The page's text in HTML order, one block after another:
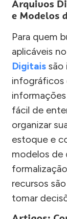
Arquivos
e Modelos
Para quem
aplicáveis
Digitais são
infográficos
fácil de
organizar
estoque e
modelos de
recursos
tomar